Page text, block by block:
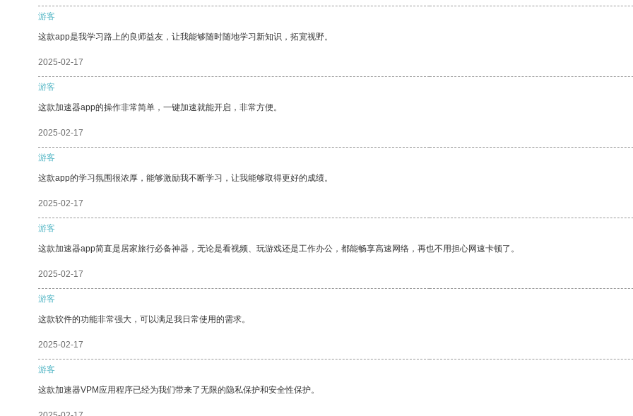
游客
这款app是我学习路上的良师益友，让我能够随时随地学习新知识，拓宽视野。
2025-02-17
游客
这款加速器app的操作非常简单，一键加速就能开启，非常方便。
2025-02-17
游客
这款app的学习氛围很浓厚，能够激励我不断学习，让我能够取得更好的成绩。
2025-02-17
游客
这款加速器app简直是居家旅行必备神器，无论是看视频、玩游戏还是工作办公，都能畅享高速网络，再也不用担心网速卡顿了。
2025-02-17
游客
这款软件的功能非常强大，可以满足我日常使用的需求。
2025-02-17
游客
这款加速器VPM应用程序已经为我们带来了无限的隐私保护和安全性保护。